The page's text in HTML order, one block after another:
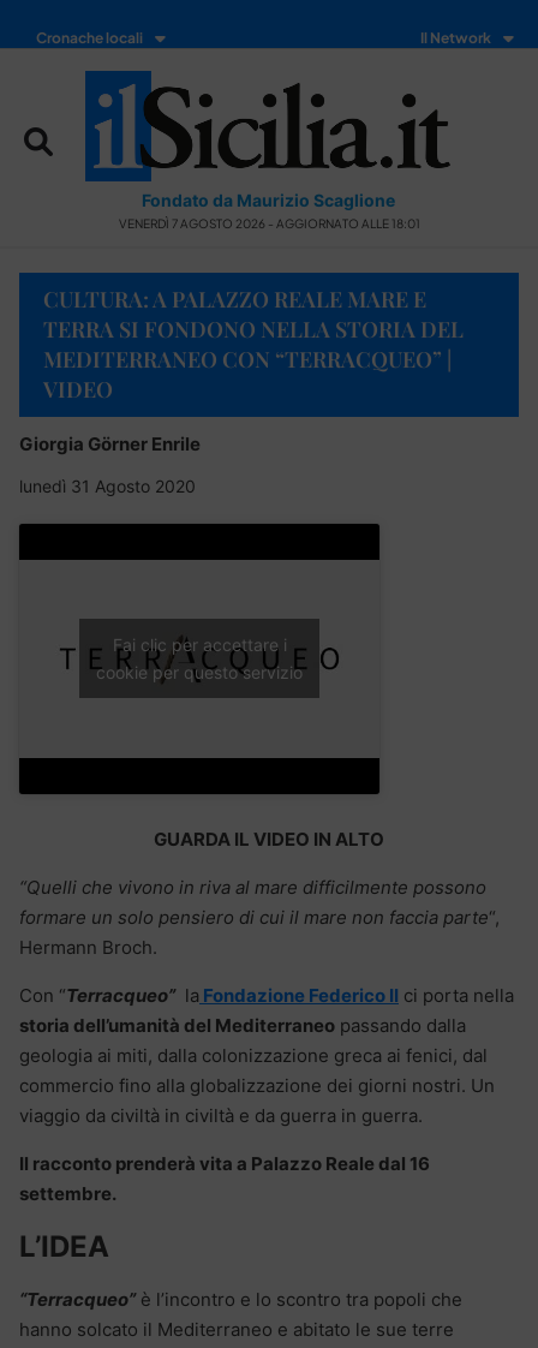
Cronache locali Il Network
Fondato da Maurizio Scaglione
VENERDÌ 7 AGOSTO 2026 - AGGIORNATO ALLE 18:01
CULTURA: A PALAZZO REALE MARE E
TERRA SI FONDONO NELLA STORIA DEL
MEDITERRANEO CON “TERRACQUEO” |
VIDEO
Giorgia Görner Enrile
lunedì 31 Agosto 2020
Fai clic per accettare i
cookie per questo servizio
GUARDA IL VIDEO IN ALTO
“Quelli che vivono in riva al mare difficilmente possono
formare un solo pensiero di cui il mare non faccia parte“,
Hermann Broch.
Con “Terracqueo”la Fondazione Federico II ci porta nella
storia dell’umanità del Mediterraneo passando dalla
geologia ai miti, dalla colonizzazione greca ai fenici, dal
commercio fino alla globalizzazione dei giorni nostri. Un
viaggio da civiltà in civiltà e da guerra in guerra.
Il racconto prenderà vita a Palazzo Reale dal 16
settembre.
L’IDEA
“Terracqueo”è l’incontro e lo scontro tra popoli che
hanno solcato il Mediterraneo e abitato le sue terre